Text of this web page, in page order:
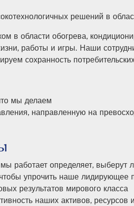
решений в
в области обогрева,
работы и игры. Наши
сохранность
мы делаем
направленную на
работает определяет, выберут
упрочить наше лидирующее
результатов мирового класса
наших активов, ресурсов